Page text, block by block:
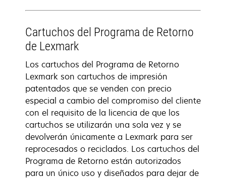
Cartuchos del Programa de Retorno
de Lexmark
Los cartuchos del Programa de Retorno
Lexmark son cartuchos de impresión
patentados que se venden con precio
especial a cambio del compromiso del cliente
con el requisito de la licencia de que los
cartuchos se utilizarán una sola vez y se
devolverán únicamente a Lexmark para ser
reprocesados o reciclados. Los cartuchos del
Programa de Retorno están autorizados
para un único uso y diseñados para dejar de